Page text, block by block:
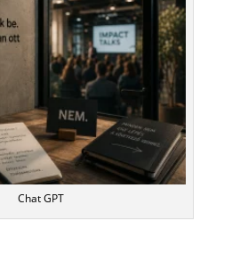
Chat GPT